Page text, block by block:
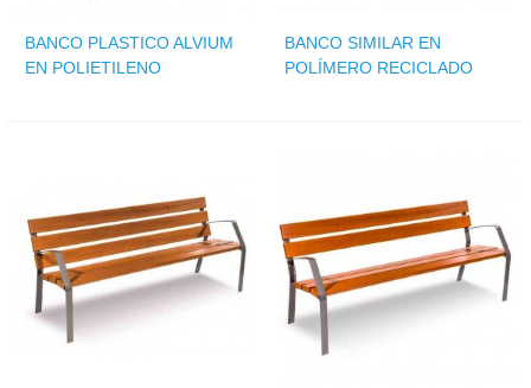
BANCO PLASTICO ALVIUM
EN POLIETILENO
BANCO SIMILAR EN
POLÍMERO RECICLADO